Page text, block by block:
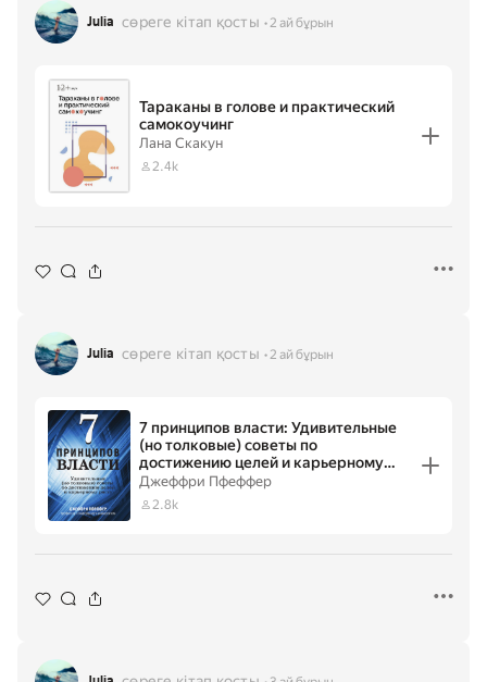
Julia сөреге кітап қосты 2 ай бұрын
Тараканы в голове и практический
самокоучинг
Лана Скакун
2.4k
Julia сөреге кітап қосты 2 ай бұрын
7 принципов власти: Удивительные
(но толковые) советы по
достижению целей и карьерному
росту
Джеффри Пфеффер
2.8k